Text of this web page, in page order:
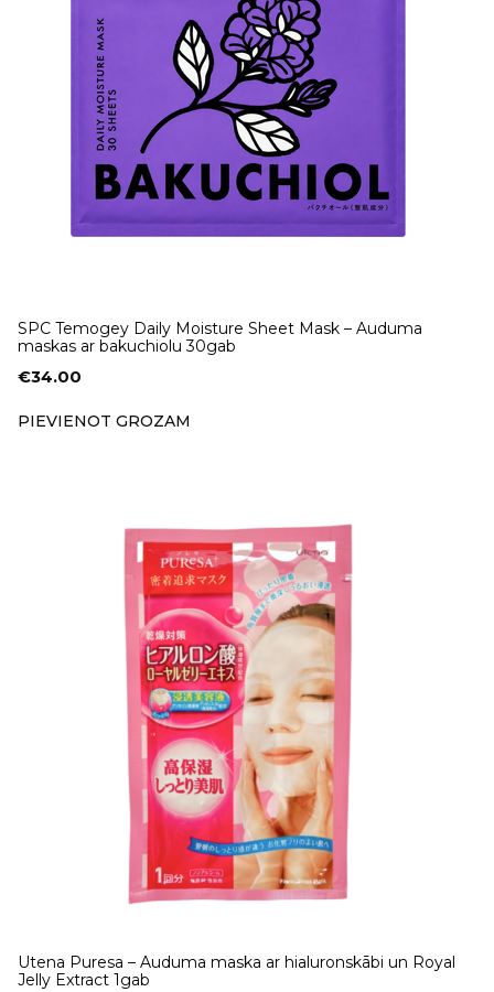
SPC Temogey Daily Moisture Sheet Mask – Auduma
maskas ar bakuchiolu 30gab
€34.00
PIEVIENOT GROZAM
Utena Puresa – Auduma maska ar hialuronskābi un Royal
Jelly Extract 1gab